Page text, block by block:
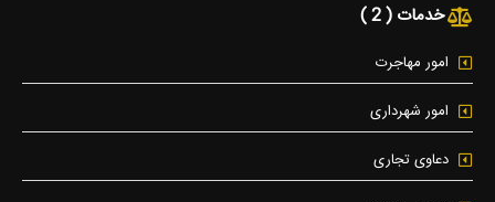
خدمات ( 2 )
امور مهاجرت
امور شهرداری
دعاوی تجاری